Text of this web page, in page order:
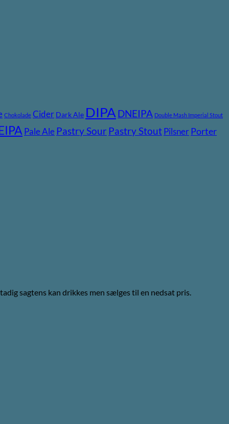
Chokolade Cider Dark Ale DIPA DNEIPA Double Mash Imperial Stout
Pale Ale Pastry Sour Pastry StoutPilsnerPorter
sagtens kan drikkes men sælges til en nedsat pris.